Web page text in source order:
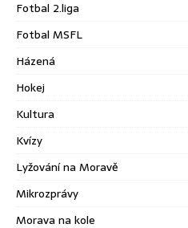
Fotbal 2.liga
Fotbal MSFL
Házená
Hokej
Kultura
Kvízy
Lyžování na Moravě
Mikrozprávy
Morava na kole